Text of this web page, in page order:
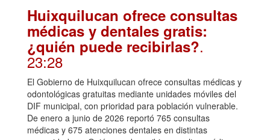
Huixquilucan ofrece consultas
médicas y dentales gratis:
¿quién puede recibirlas?.
23:28
El Gobierno de Huixquilucan ofrece consultas médicas y
odontológicas gratuitas mediante unidades móviles del
DIF municipal, con prioridad para población vulnerable.
De enero a junio de 2026 reportó 765 consultas
médicas y 675 atenciones dentales en distintas